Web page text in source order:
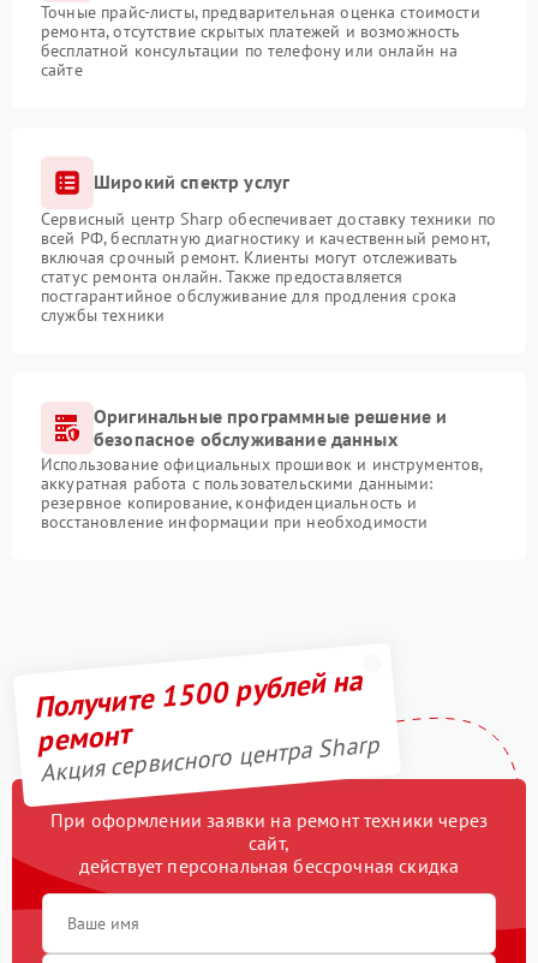
Точные прайс-листы, предварительная оценка стоимости
ремонта, отсутствие скрытых платежей и возможность
бесплатной консультации по телефону или онлайн на
сайте
Широкий спектр услуг
Сервисный центр Sharp обеспечивает доставку техники по
всей РФ, бесплатную диагностику и качественный ремонт,
включая срочный ремонт. Клиенты могут отслеживать
статус ремонта онлайн. Также предоставляется
постгарантийное обслуживание для продления срока
службы техники
Оригинальные программные решение и
безопасное обслуживание данных
Использование официальных прошивок и инструментов,
аккуратная работа с пользовательскими данными:
резервное копирование, конфиденциальность и
восстановление информации при необходимости
Получите 1500 рублей на
ремонт
Акция сервисного центра Sharp
При оформлении заявки на ремонт техники через
сайт,
действует персональная бессрочная скидка